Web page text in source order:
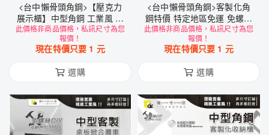
<台中懶骨頭角鋼>【壓克力
展示櫃】中型角鋼 工業風 角
鋼 展示櫃 收納架 置物櫃 (黑
色/白色) DIY
此價格非商品價格，私訊尺寸為您
報價！
現在特價只要 1 元
選購
<台中懶骨頭角鋼>客製化角
鋼特價 特定地區免運 免螺絲
角鋼 工業風 魚缸架 置物架
工業風家具
此價格非商品價格，私訊尺寸為您
報價！
現在特價只要 1 元
選購